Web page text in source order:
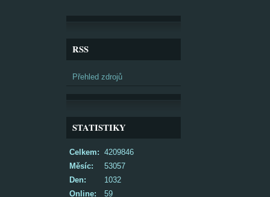
RSS
Přehled zdrojů
STATISTIKY
Online: 59
Celkem: 4209846
Měsíc:
53057
Den:
1032